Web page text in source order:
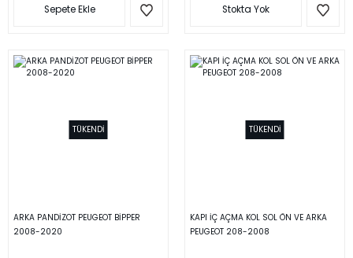
Sepete Ekle Stokta Yok
TÜKENDİ
ARKA PANDİZOT PEUGEOT BİPPER
2008-2020
TÜKENDİ
KAPI İÇ AÇMA KOL SOL ÖN VE ARKA
PEUGEOT 208-2008